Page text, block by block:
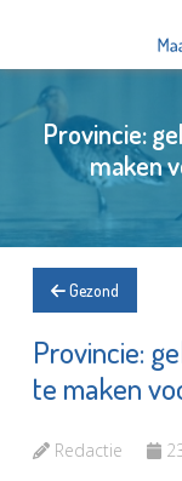
Provincie:
maken
Gezond
Provincie:
te maken
Redactie